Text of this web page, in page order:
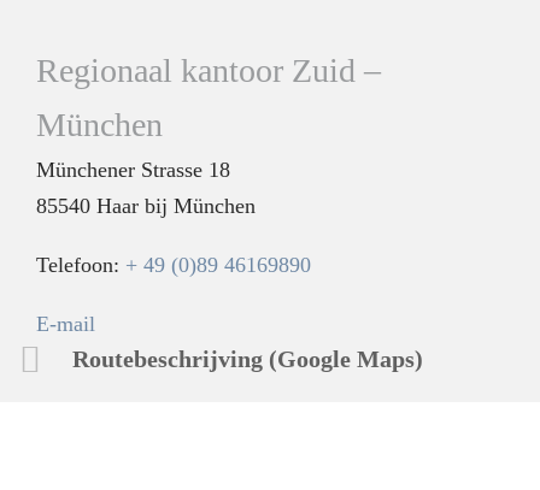
Regionaal kantoor Zuid –
München
Münchener Strasse 18
85540 Haar bij München
Telefoon: + 49 (0)89 46169890
E-mail
Routebeschrijving (Google Maps)